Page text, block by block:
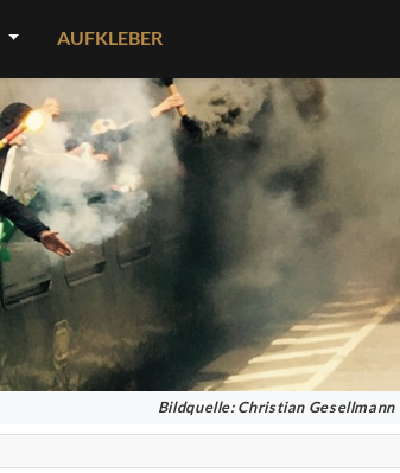
AUFKLEBER
Bildquelle: Christian Gesellmann